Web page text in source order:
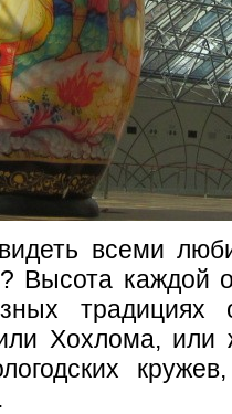
всеми
Высота каждой
традициях
Хохлома,